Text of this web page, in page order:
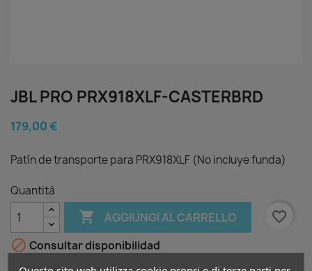
JBL PRO PRX918XLF-CASTERBRD
179,00 €
Patín de transporte para PRX918XLF (No incluye funda)
Quantità
 AGGIUNGI AL CARRELLO
favorite_border
 Consultar disponibilidad